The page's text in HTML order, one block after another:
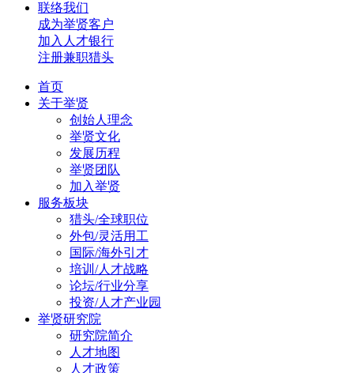
联络我们
成为举贤客户
加入人才银行
注册兼职猎头
首页
关于举贤
创始人理念
举贤文化
发展历程
举贤团队
加入举贤
服务板块
猎头/全球职位
外包/灵活用工
国际/海外引才
培训/人才战略
论坛/行业分享
投资/人才产业园
举贤研究院
研究院简介
人才地图
人才政策